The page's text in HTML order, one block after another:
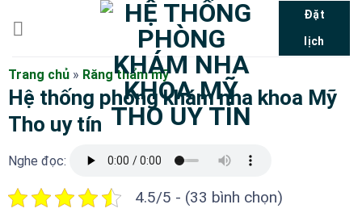
dung
Đặt
lịch
Trang chủ » Răng thẩm mỹ
Hệ thống phòng khám nha khoa Mỹ
Tho uy tín
Nghe đọc:
4.5/5 - (33 bình chọn)